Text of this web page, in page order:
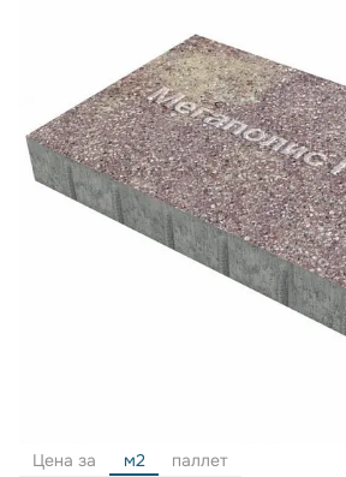
Цена за м2 паллет